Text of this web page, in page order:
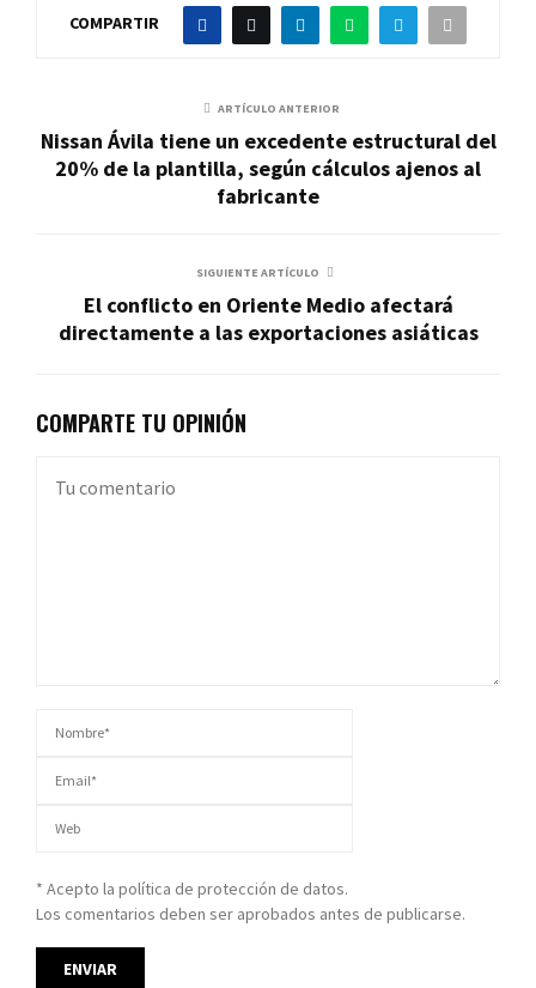
COMPARTIR
ARTÍCULO ANTERIOR
Nissan Ávila tiene un excedente estructural del
20% de la plantilla, según cálculos ajenos al
fabricante
SIGUIENTE ARTÍCULO
El conflicto en Oriente Medio afectará
directamente a las exportaciones asiáticas
COMPARTE TU OPINIÓN
* Acepto la política de protección de datos.
Los comentarios deben ser aprobados antes de publicarse.